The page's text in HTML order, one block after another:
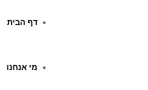
דף הבית
מי אנחנו